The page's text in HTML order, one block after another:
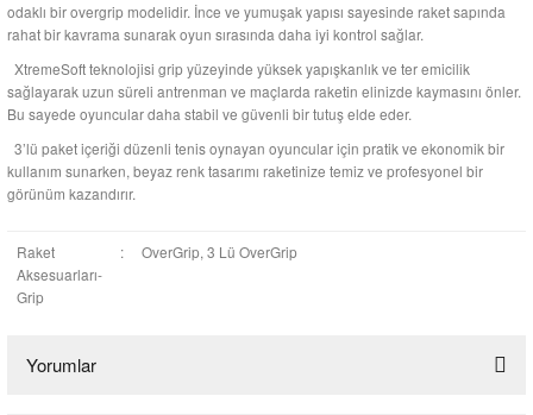
odaklı bir overgrip modelidir. İnce ve yumuşak yapısı sayesinde raket sapında
rahat bir kavrama sunarak oyun sırasında daha iyi kontrol sağlar.
XtremeSoft teknolojisi grip yüzeyinde yüksek yapışkanlık ve ter emicilik
sağlayarak uzun süreli antrenman ve maçlarda raketin elinizde kaymasını önler.
Bu sayede oyuncular daha stabil ve güvenli bir tutuş elde eder.
3’lü paket içeriği düzenli tenis oynayan oyuncular için pratik ve ekonomik bir
kullanım sunarken, beyaz renk tasarımı raketinize temiz ve profesyonel bir
görünüm kazandırır.
Raket
Aksesuarları-
Grip
: OverGrip, 3 Lü OverGrip
Yorumlar